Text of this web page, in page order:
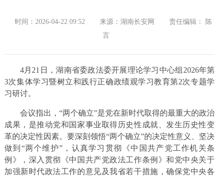
时间：2026-04-22 09:52 来源：湖南长安网
责任编辑： 陈
言
4月21日，湖南省委政法委开展理论学习中心组2026年第
3次集体学习暨树立和践行正确政绩观学习教育第2次专题学
习研讨。
会议指出，“两个确立”是党在新时代取得的最重大的政治
成果，是推动党和国家事业取得历史性成就、发生历史性变
革的决定性因素。要深刻领悟“两个确立”的决定性意义、坚决
做到“两个维护”，认真学习贯彻《中国共产党工作机关条
例》，深入贯彻《中国共产党政法工作条例》和党中央关于
加强新时代政法工作的意见及我省若干措施，确保党中央各